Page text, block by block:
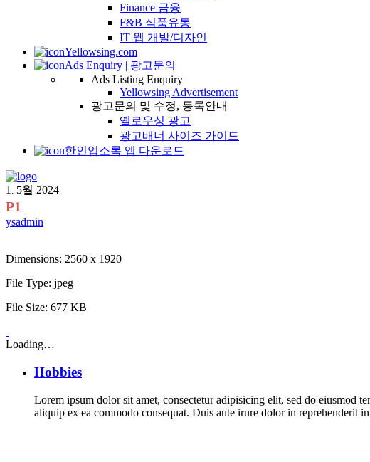
Finance 금융
F&B 식품유통
IT 웹 개발/디자인
Yellowsing.com
Ads Enquiry | 광고문의
Ads Listing Enquiry
Yellowsing Advertisement
광고문의 및 수정, 등록안내
옐로우싱 광고
광고배너 사이즈 가이드
한인업소록 앱 다운로드
1. 5월 2024
P1
ysadmin
Dimensions: 2560 x 1920
File Type: jpeg
File Size: 677 KB
Loading…
Hobbies
Lorem ipsum dolor sit amet, consectetur adipisicing elit, sed do eiusmod
aliquip ex ea commodo consequat. Duis aute irure dolor in